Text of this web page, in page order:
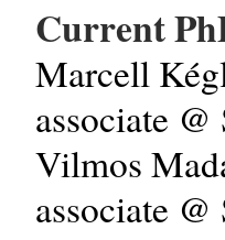
Current
Marcell
associate
Vilmos
associate